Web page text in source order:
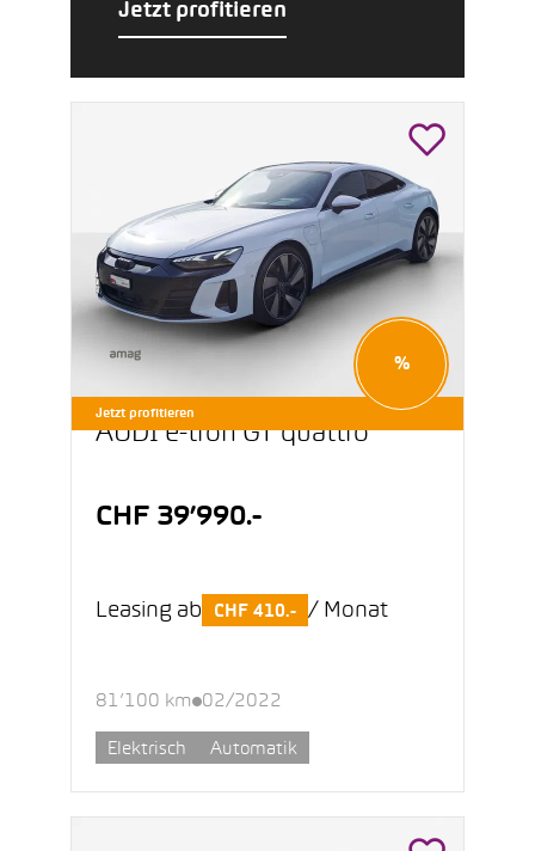
Jetzt profitieren
Jetzt profitieren
%
AUDI e-tron GT quattro
CHF 39’990.-
Leasing ab CHF 410.- / Monat
81’100 km 02/2022
Elektrisch Automatik